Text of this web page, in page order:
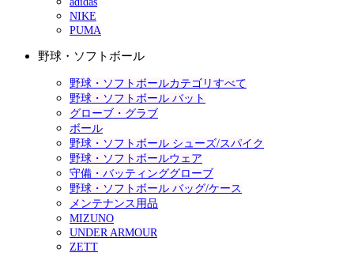
NIKE
PUMA
野球・ソフトボール
野球・ソフトボールカテゴリすべて
野球・ソフトボール バット
グローブ・グラブ
ボール
野球・ソフトボール シューズ/スパイク
野球・ソフトボールウェア
守備・バッティンググローブ
野球・ソフトボール バッグ/ケース
メンテナンス用品
MIZUNO
UNDER ARMOUR
ZETT